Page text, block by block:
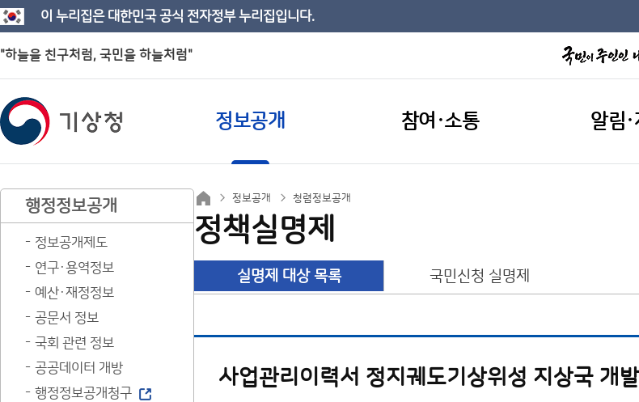
이 누리집은 대한민국 공식 전자정부 누리집입니다.
"하늘을 친구처럼, 국민을 하늘처럼"
정보공개 참여·소통 알림·
행정정보공개
정보공개제도
연구·용역정보
예산·재정정보
공문서 정보
국회 관련 정보
공공데이터 개방
행정정보공개청구
정보공개 청렴정보공개
정책실명제
실명제 대상 목록 국민신청 실명제
사업관리이력서 정지궤도기상위성 지상국 개발